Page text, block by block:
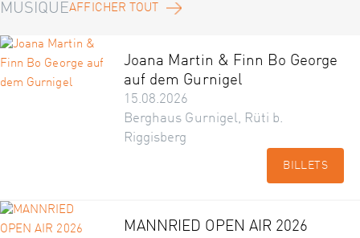
MUSIQUEAFFICHER TOUT
Joana Martin & Finn Bo George
auf dem Gurnigel
15.08.2026
Berghaus Gurnigel, Rüti b.
Riggisberg
BILLETS
MANNRIED OPEN AIR 2026